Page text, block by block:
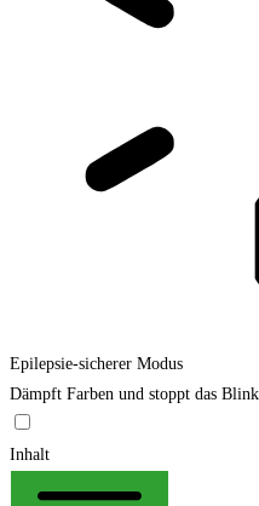
Epilepsie-sicherer Modus
Dämpft Farben und stoppt das
Inhalt